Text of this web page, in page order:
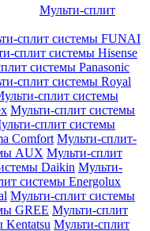
Мульти-сплит
сплит системы FUNAI
сплит системы Hisense
системы Panasonic
сплит системы Royal
сплит системы
Мульти-сплит системы
сплит системы
Comfort Мульти-сплит-
AUX Мульти-сплит
Daikin Мульти-
системы Energolux
Мульти-сплит системы
GREE Мульти-сплит
Kentatsu Мульти-сплит